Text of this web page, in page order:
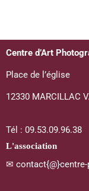
Centre d’Art
Place de l’église
12330 MARCILLAC
Tél : 09.53.09.96.38
L'association
✉